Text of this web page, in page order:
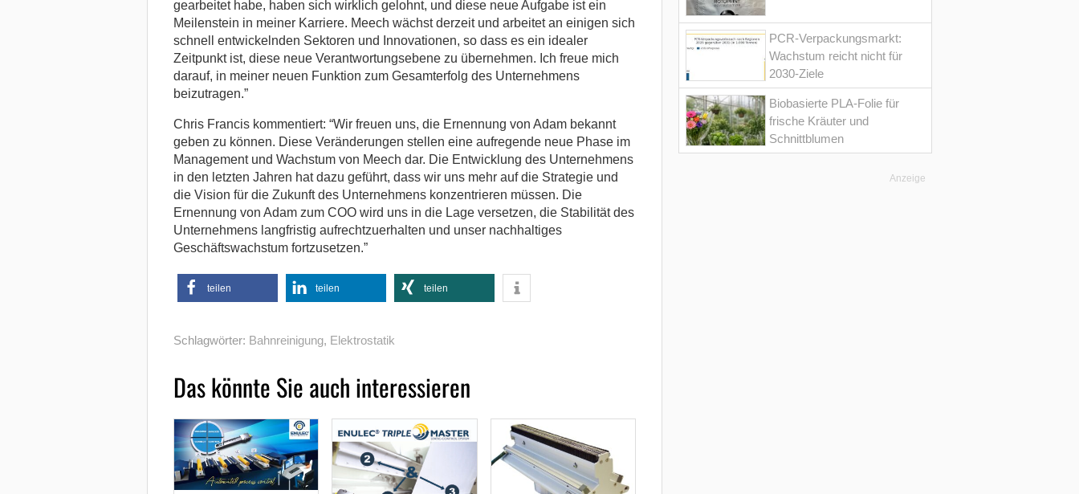
gearbeitet habe, haben sich wirklich gelohnt, und diese neue Aufgabe ist ein
Meilenstein in meiner Karriere. Meech wächst derzeit und arbeitet an einigen sich
schnell entwickelnden Sektoren und Innovationen, so dass es ein idealer
Zeitpunkt ist, diese neue Verantwortungsebene zu übernehmen. Ich freue mich
darauf, in meiner neuen Funktion zum Gesamterfolg des Unternehmens
beizutragen.”
Chris Francis kommentiert: “Wir freuen uns, die Ernennung von Adam bekannt
geben zu können. Diese Veränderungen stellen eine aufregende neue Phase im
Management und Wachstum von Meech dar. Die Entwicklung des Unternehmens
in den letzten Jahren hat dazu geführt, dass wir uns mehr auf die Strategie und
die Vision für die Zukunft des Unternehmens konzentrieren müssen. Die
Ernennung von Adam zum COO wird uns in die Lage versetzen, die Stabilität des
Unternehmens langfristig aufrechtzuerhalten und unser nachhaltiges
Geschäftswachstum fortzusetzen.”
teilen teilen teilen
Schlagwörter: Bahnreinigung, Elektrostatik
Das könnte Sie auch interessieren
PCR-Verpackungsmarkt:
Wachstum reicht nicht für
2030-Ziele
Biobasierte PLA-Folie für
frische Kräuter und
Schnittblumen
Anzeige